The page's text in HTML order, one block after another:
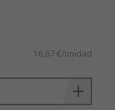
16,67 €/unidad